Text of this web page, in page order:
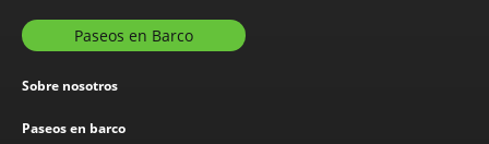
Paseos en Barco
Sobre nosotros
Paseos en barco